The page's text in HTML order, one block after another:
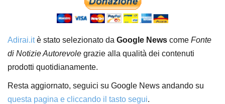
Adirai.itè stato selezionato da Google News come Fonte
di Notizie Autorevole grazie alla qualità dei contenuti
prodotti quotidianamente.
Resta aggiornato, seguici su Google News andando su
questa pagina e cliccando il tasto segui.